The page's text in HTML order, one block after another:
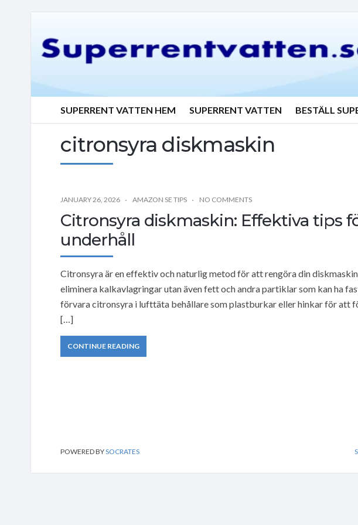
SUPERRENT VATTEN HEM SUPERRENT VATTEN BESTÄLL
citronsyra diskmaskin
JANUARY 26, 2026 AMAZON SE TIPS NO COMMENTS
Citronsyra diskmaskin: Effektiva tips
underhåll
Citronsyra är en effektiv och naturlig metod för att rengöra din
eliminera kalkavlagringar utan även fett och andra partiklar som kan ha
förvara citronsyra i lufttäta behållare som plastburkar eller hinkar för att
[…]
CONTINUE READING
POWERED BYSOCRATES